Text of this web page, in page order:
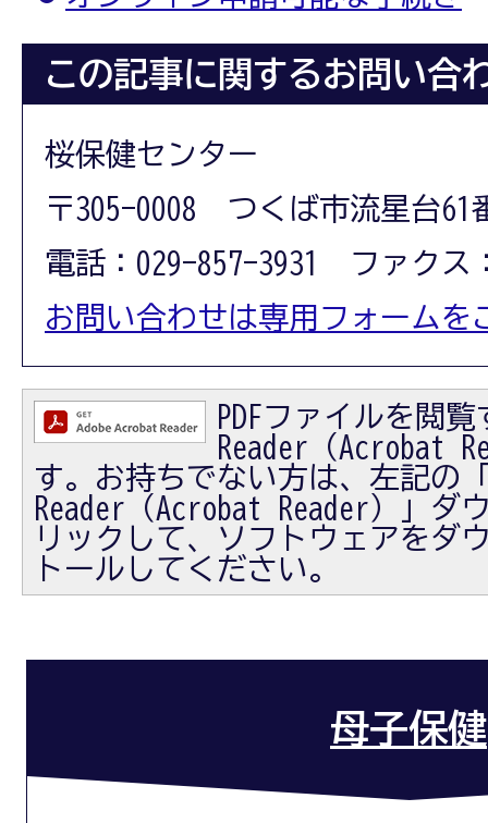
この記事に関するお問い合
桜保健センター
〒305-0008 つくば市流星台61
電話：029-857-3931 ファクス
お問い合わせは専用フォームを
PDFファイルを閲
Reader（Acrobat
す。お持ちでない方は、左記の
Reader（Acrobat Reader）」ダ
リックして、ソフトウェアをダ
トールしてください。
母子保健